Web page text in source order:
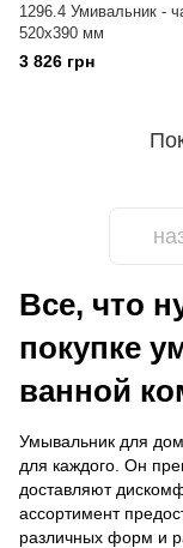
1296.4 Умивальник -
520х390 мм
3 826 грн
Все, что
покупке
ванной
Умывальник для
для каждого. Он
доставляют
ассортимент
различных форм и